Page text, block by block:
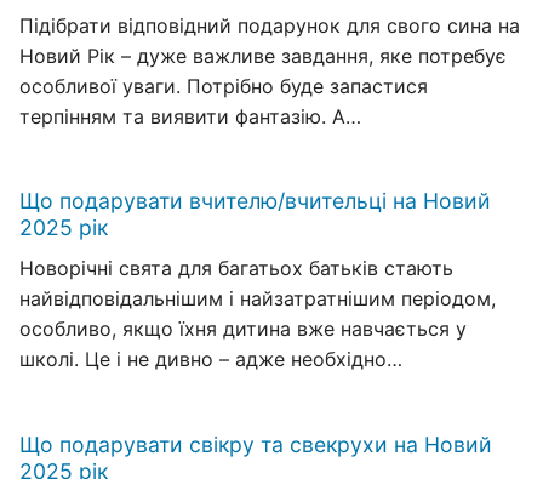
Підібрати відповідний подарунок для свого сина на
Новий Рік – дуже важливе завдання, яке потребує
особливої уваги. Потрібно буде запастися
терпінням та виявити фантазію. А…
Що подарувати вчителю/вчительці на Новий
2025 рік
Новорічні свята для багатьох батьків стають
найвідповідальнішим і найзатратнішим періодом,
особливо, якщо їхня дитина вже навчається у
школі. Це і не дивно – адже необхідно…
Що подарувати свікру та свекрухи на Новий
2025 рік